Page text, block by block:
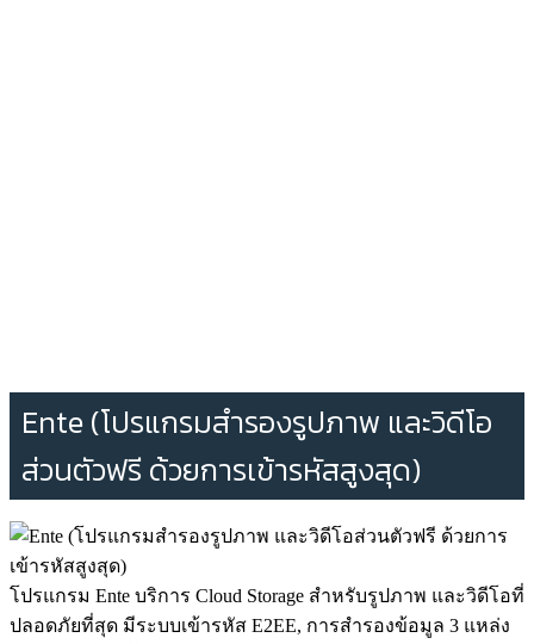
Ente (โปรแกรมสำรองรูปภาพ และวิดีโอ
ส่วนตัวฟรี ด้วยการเข้ารหัสสูงสุด)
โปรแกรม Ente บริการ Cloud Storage สำหรับรูปภาพ และวิดีโอที่
ปลอดภัยที่สุด มีระบบเข้ารหัส E2EE, การสำรองข้อมูล 3 แหล่ง